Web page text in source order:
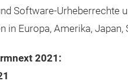
Software-Urheberrechte
in Europa, Amerika,
2021: